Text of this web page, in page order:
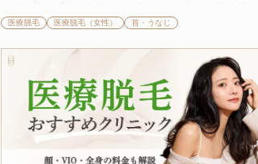
医療脱毛 医療脱毛（女性） 首・うなじ